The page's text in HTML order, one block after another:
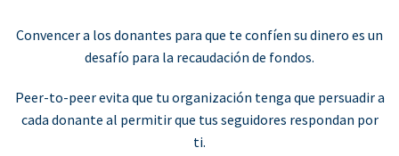
Convencer a los donantes para que te confíen su dinero es un
desafío para la recaudación de fondos.
Peer-to-peer evita que tu organización tenga que persuadir a
cada donante al permitir que tus seguidores respondan por
ti.